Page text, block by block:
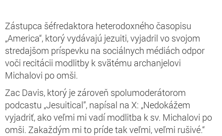
Zástupca šéfredaktora heterodoxného časopisu
„America“, ktorý vydávajú jezuiti, vyjadril vo svojom
stredajšom príspevku na sociálnych médiách odpor
voči recitácii modlitby k svätému archanjelovi
Michalovi po omši.
Zac Davis, ktorý je zároveň spolumoderátorom
podcastu „Jesuitical”, napísal na X: „Nedokážem
vyjadriť, ako veľmi mi vadí modlitba k sv. Michalovi po
omši. Zakaždým mi to príde tak veľmi, veľmi rušivé.“